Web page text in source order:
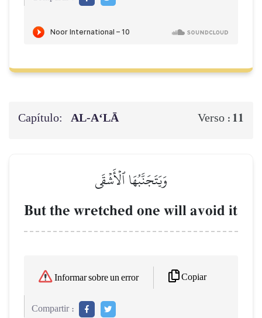
Capítulo: AL‑A‘LĀ Verso : 11
وَيَتَجَنَّبُهَا ٱلۡأَشۡقَى
But the wretched one will avoid it
Informar sobre un error Copiar
Compartir :